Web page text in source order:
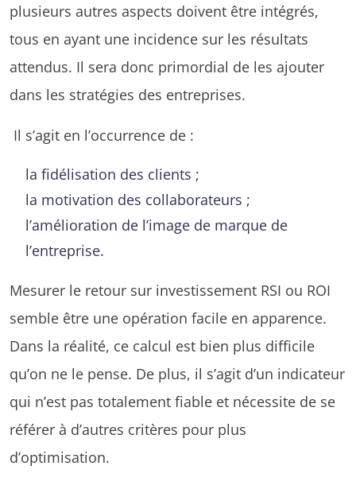
plusieurs autres aspects doivent être intégrés,
tous en ayant une incidence sur les résultats
attendus. Il sera donc primordial de les ajouter
dans les stratégies des entreprises.
Il s’agit en l’occurrence de :
la fidélisation des clients ;
la motivation des collaborateurs ;
l’amélioration de l’image de marque de
l’entreprise.
Mesurer le retour sur investissement RSI ou ROI
semble être une opération facile en apparence.
Dans la réalité, ce calcul est bien plus difficile
qu’on ne le pense. De plus, il s’agit d’un indicateur
qui n’est pas totalement fiable et nécessite de se
référer à d’autres critères pour plus
d’optimisation.